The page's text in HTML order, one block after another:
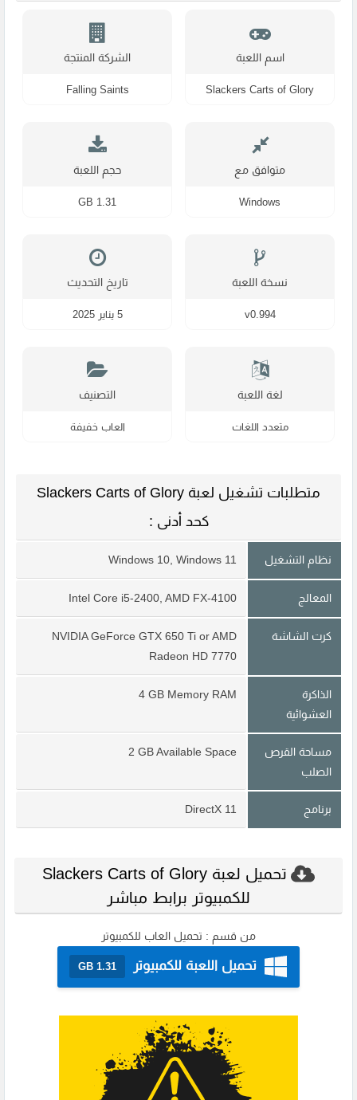
اسم اللعبة
Slackers Carts of Glory
الشركة المنتجة
Falling Saints
متوافق مع
Windows
حجم اللعبة
1.31 GB
نسخة اللعبة
v0.994
تاريخ التحديث
5 يناير 2025
لغة اللعبة
متعدد اللغات
التصنيف
العاب خفيفة
متطلبات تشغيل لعبة Slackers Carts of Glory
كحد أدنى :
نظام التشغيل Windows 10, Windows 11
المعالج Intel Core i5-2400, AMD FX-4100
كرت الشاشة
NVIDIA GeForce GTX 650 Ti or AMD
Radeon HD 7770
الذاكرة
العشوائية
4 GB Memory RAM
مساحة القرص
الصلب
2 GB Available Space
برنامج DirectX 11
تحميل لعبة Slackers Carts of Glory
للكمبيوتر برابط مباشر
من قسم : تحميل العاب للكمبيوتر
تحميل اللعبة للكمبيوتر 1.31 GB